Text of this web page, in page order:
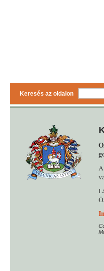
Keresés az oldalon
A